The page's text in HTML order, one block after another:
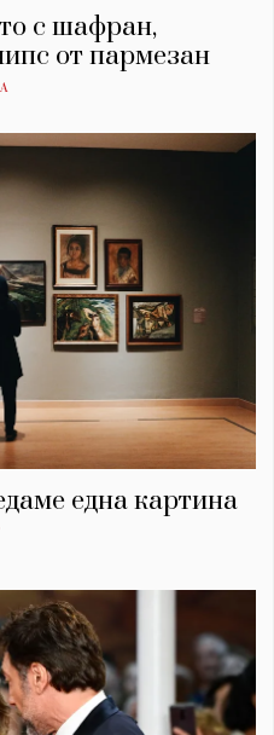
с шафран,
от пармезан
една картина